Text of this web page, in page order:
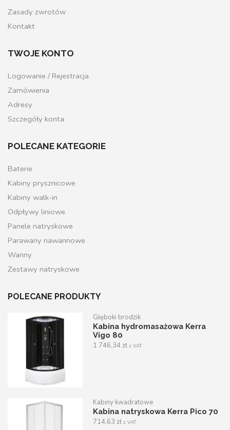
Zasady zwrotów
Kontakt
TWOJE KONTO
Logowanie / Rejestracja
Zamówienia
Adresy
Szczegóły konta
POLECANE KATEGORIE
Baterie
Kabiny prysznicowe
Kabiny walk-in
Odpływy liniowe
Panele natryskowe
Parawany nawannowe
Wanny
Zestawy natryskowe
POLECANE PRODUKTY
Głęboki brodzik
Kabina hydromasażowa Kerra
Vigo 80
1 746,34zł z VAT
Kabiny kwadratowe
Kabina natryskowa Kerra Pico 70
714,63zł z VAT